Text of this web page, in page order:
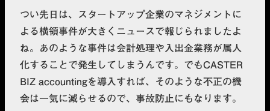
つい先日は、スタートアップ企業のマネジメントに
よる横領事件が大きくニュースで報じられましたよ
ね。あのような事件は会計処理や入出金業務が属人
化することで発生してしまうんです。でもCASTER
BIZ accountingを導入すれば、そのような不正の機
会は一気に減らせるので、事故防止にもなります。